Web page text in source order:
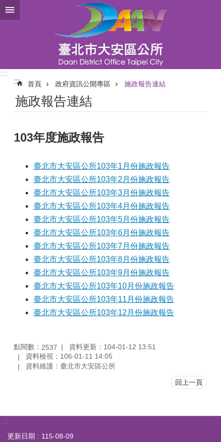
跳到主要內容區塊
:::
:::
首頁 政府資訊公開專區 施政報告連結
施政報告連結
103年度施政報告
臺北市大安區公所103年1月份施政報告
臺北市大安區公所103年2月份施政報告
臺北市大安區公所103年3月份施政報告
臺北市大安區公所103年4月份施政報告
臺北市大安區公所103年5月份施政報告
臺北市大安區公所103年6月份施政報告
臺北市大安區公所103年7月份施政報告
臺北市大安區公所103年8月份施政報告
臺北市大安區公所103年9月份施政報告
臺北市大安區公所103年10月份施政報告
臺北市大安區公所103年11月份施政報告
臺北市大安區公所103年12月份施政報告
點閱數： 2537
資料更新：104-01-12 13:51
資料檢視：106-01-11 14:05
資料維護：臺北市大安區公所
回上一頁
:::
更新日期 115-08-09